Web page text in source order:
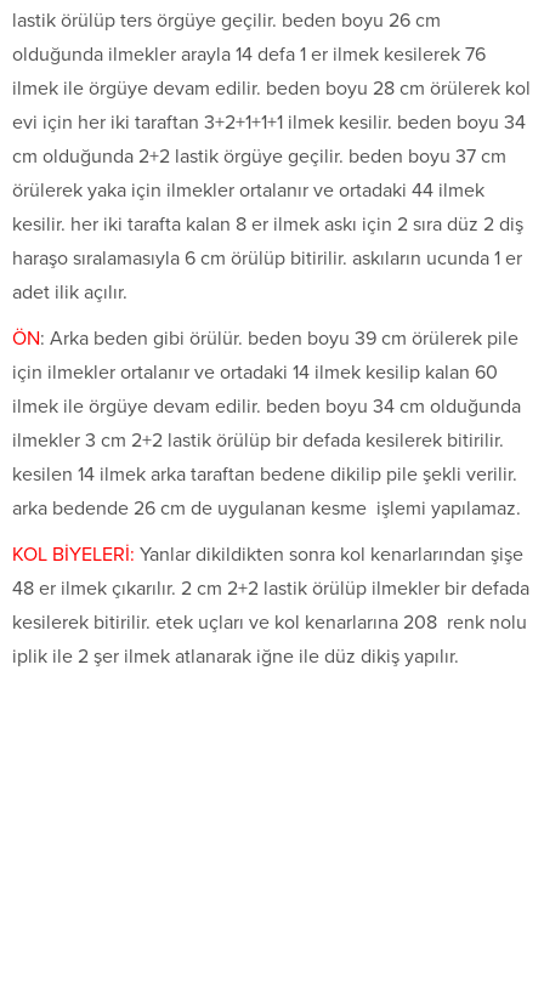
lastik örülüp ters örgüye geçilir. beden boyu 26 cm
olduğunda ilmekler arayla 14 defa 1 er ilmek kesilerek 76
ilmek ile örgüye devam edilir. beden boyu 28 cm örülerek kol
evi için her iki taraftan 3+2+1+1+1 ilmek kesilir. beden boyu 34
cm olduğunda 2+2 lastik örgüye geçilir. beden boyu 37 cm
örülerek yaka için ilmekler ortalanır ve ortadaki 44 ilmek
kesilir. her iki tarafta kalan 8 er ilmek askı için 2 sıra düz 2 diş
haraşo sıralamasıyla 6 cm örülüp bitirilir. askıların ucunda 1 er
adet ilik açılır.
ÖN: Arka beden gibi örülür. beden boyu 39 cm örülerek pile
için ilmekler ortalanır ve ortadaki 14 ilmek kesilip kalan 60
ilmek ile örgüye devam edilir. beden boyu 34 cm olduğunda
ilmekler 3 cm 2+2 lastik örülüp bir defada kesilerek bitirilir.
kesilen 14 ilmek arka taraftan bedene dikilip pile şekli verilir.
arka bedende 26 cm de uygulanan kesme işlemi yapılamaz.
KOL BİYELERİ: Yanlar dikildikten sonra kol kenarlarından şişe
48 er ilmek çıkarılır. 2 cm 2+2 lastik örülüp ilmekler bir defada
kesilerek bitirilir. etek uçları ve kol kenarlarına 208 renk nolu
iplik ile 2 şer ilmek atlanarak iğne ile düz dikiş yapılır.